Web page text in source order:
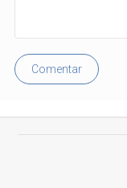
Comentar